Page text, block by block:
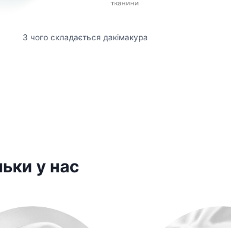
З чого складається дакімакура
у нас